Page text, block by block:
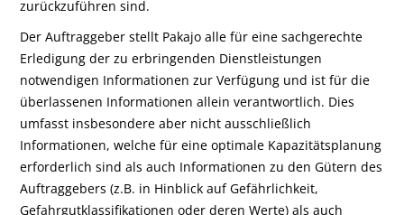
zurückzuführen sind.
Der Auftraggeber stellt Pakajo alle für eine sachgerechte
Erledigung der zu erbringenden Dienstleistungen
notwendigen Informationen zur Verfügung und ist für die
überlassenen Informationen allein verantwortlich. Dies
umfasst insbesondere aber nicht ausschließlich
Informationen, welche für eine optimale Kapazitätsplanung
erforderlich sind als auch Informationen zu den Gütern des
Auftraggebers (z.B. in Hinblick auf Gefährlichkeit,
Gefahrgutklassifikationen oder deren Werte) als auch